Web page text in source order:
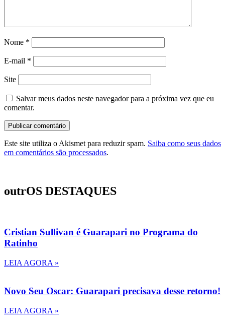
Nome *
E-mail *
Site
Salvar meus dados neste navegador para a próxima vez que eu
comentar.
Este site utiliza o Akismet para reduzir spam. Saiba como seus dados
em comentários são processados.
outrOS DESTAQUES
Cristian Sullivan é Guarapari no Programa do
Ratinho
LEIA AGORA »
Novo Seu Oscar: Guarapari precisava desse retorno!
LEIA AGORA »